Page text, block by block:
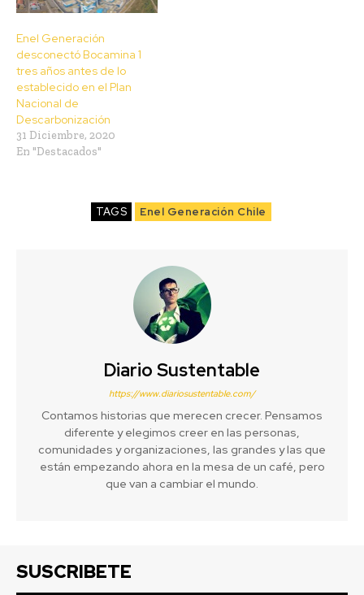
Enel Generación
desconectó Bocamina 1
tres años antes de lo
establecido en el Plan
Nacional de
Descarbonización
31 Diciembre, 2020
En "Destacados"
TAGS Enel Generación Chile
Diario Sustentable
https://www.diariosustentable.com/
Contamos historias que merecen crecer. Pensamos
diferente y elegimos creer en las personas,
comunidades y organizaciones, las grandes y las que
están empezando ahora en la mesa de un café, pero
que van a cambiar el mundo.
SUSCRIBETE